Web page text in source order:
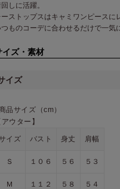
しに活躍。
ーストップスはキャミワンピースに
つものコーデに合わせるだけで一気
イズ・素材
イズ
品サイズ（cm）
アウター】
イズ バスト 身丈 肩幅
Ｓ １０６ ５６ ５３
Ｍ １１２ ５８ ５４